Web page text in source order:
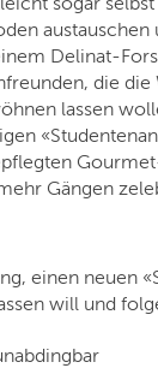
Delinat-
die
lassen
Gängen
einen neuen
will und